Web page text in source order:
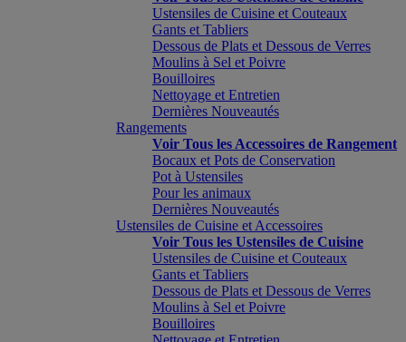
Ustensiles de Cuisine et Couteaux
Gants et Tabliers
Dessous de Plats et Dessous de Verres
Moulins à Sel et Poivre
Bouilloires
Nettoyage et Entretien
Dernières Nouveautés
Rangements
Voir Tous les Accessoires de Rangement
Bocaux et Pots de Conservation
Pot à Ustensiles
Pour les animaux
Dernières Nouveautés
Ustensiles de Cuisine et Accessoires
Voir Tous les Ustensiles de Cuisine
Ustensiles de Cuisine et Couteaux
Gants et Tabliers
Dessous de Plats et Dessous de Verres
Moulins à Sel et Poivre
Bouilloires